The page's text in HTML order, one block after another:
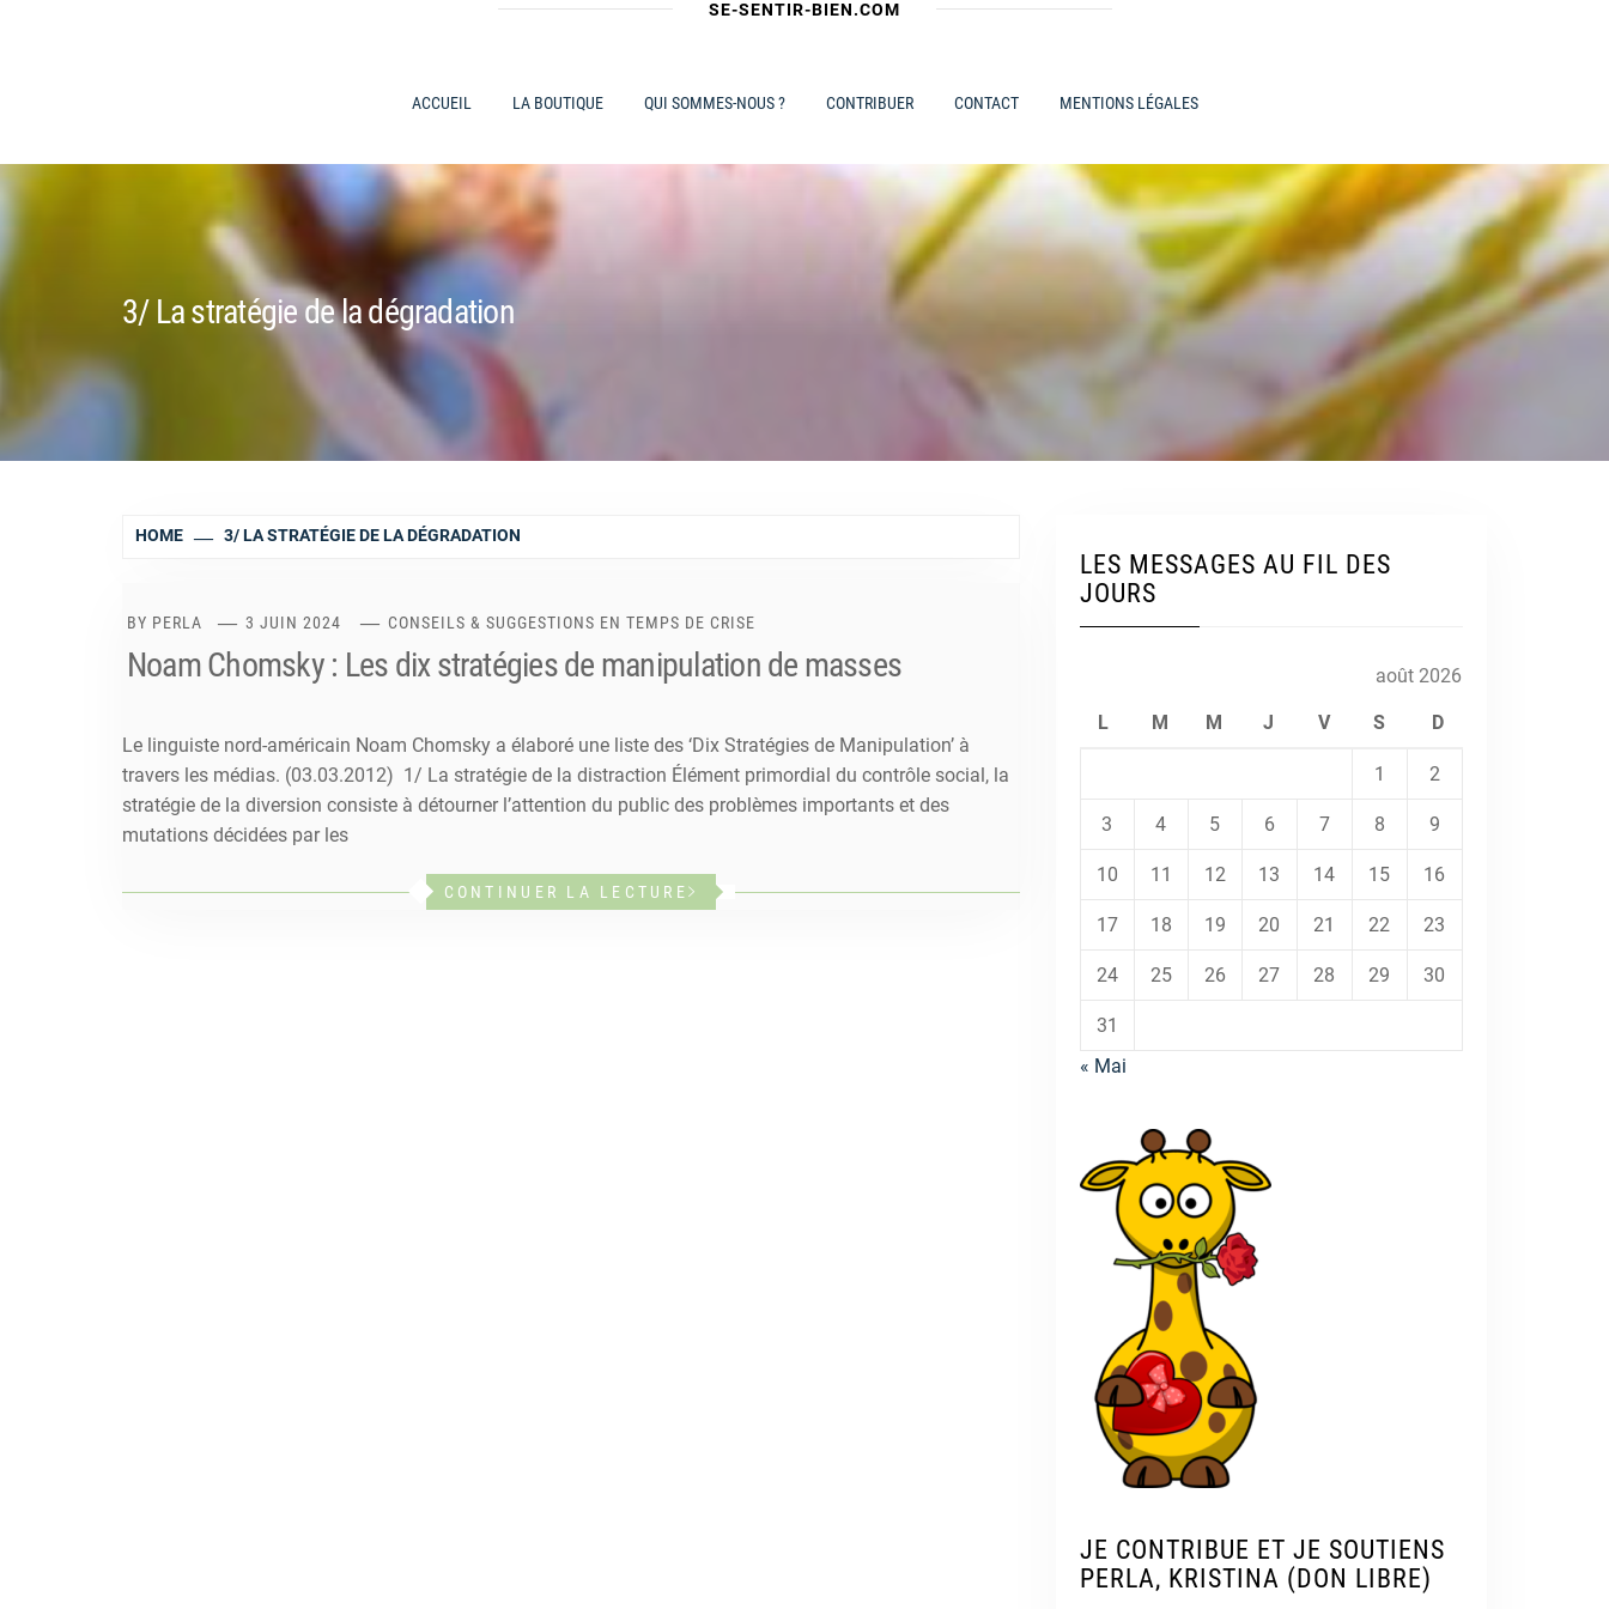
SE-SENTIR-BIEN.COM
ACCUEIL LA BOUTIQUE QUI SOMMES-NOUS ? CONTRIBUER CONTACT MENTIONS LÉGALES
3/ La stratégie de la dégradation
HOME 3/ LA STRATÉGIE DE LA DÉGRADATION
BY PERLA 3 JUIN 2024 CONSEILS & SUGGESTIONS EN TEMPS DE CRISE
Noam Chomsky : Les dix stratégies de manipulation de masses
Le linguiste nord-américain Noam Chomsky a élaboré une liste des ‘Dix Stratégies de Manipulation’ à
travers les médias. (03.03.2012) 1/ La stratégie de la distraction Élément primordial du contrôle social, la
stratégie de la diversion consiste à détourner l’attention du public des problèmes importants et des
mutations décidées par les
CONTINUER LA LECTURE
LES MESSAGES AU FIL DES
JOURS
août 2026
L M M J V S D
1 2
3 4 5 6 7 8 9
10 11 12 13 14 15 16
17 18 19 20 21 22 23
24 25 26 27 28 29 30
31
« Mai
JE CONTRIBUE ET JE SOUTIENS
PERLA, KRISTINA (DON LIBRE)